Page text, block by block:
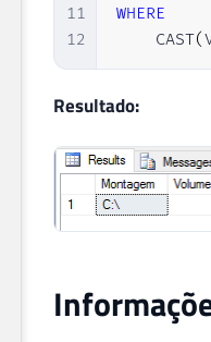
11
12
WHERE
    CAST
(
Resultado: